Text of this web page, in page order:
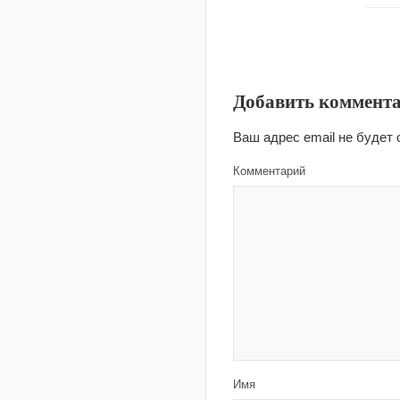
Добавить
Ваш адрес email не будет
Комментарий
Имя